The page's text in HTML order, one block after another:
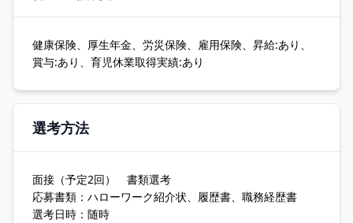
健康保険、厚生年金、労災保険、雇用保険、昇給:あり、
賞与:あり、育児休業取得実績:あり
選考方法
面接（予定2回） 書類選考
応募書類：ハローワーク紹介状、履歴書、職務経歴書
選考日時：随時